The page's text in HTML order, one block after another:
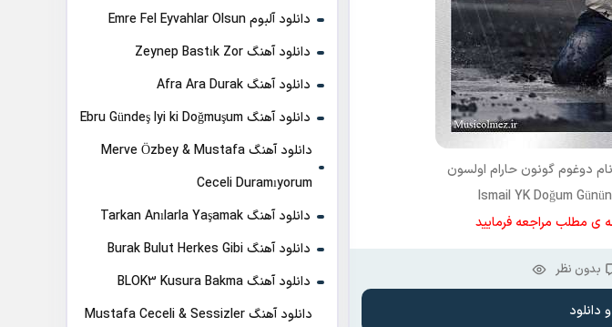
دوغوم گونون حارام اولسون
ی مطلب مراجعه فرمایید
بدون نظر
دانلود
دانلود آلبوم Emre Fel Eyvahlar Olsun
دانلود آهنگ Zeynep Bastık Zor
دانلود آهنگ Afra Ara Durak
دانلود آهنگ Ebru Gündeş Iyi ki Doğmuşum
دانلود آهنگ Merve Özbey & Mustafa
Ceceli Duramıyorum
دانلود آهنگ Tarkan Anılarla Yaşamak
دانلود آهنگ Burak Bulut Herkes Gibi
دانلود آهنگ BLOK3 Kusura Bakma
دانلود آهنگ Mustafa Ceceli & Sessizler